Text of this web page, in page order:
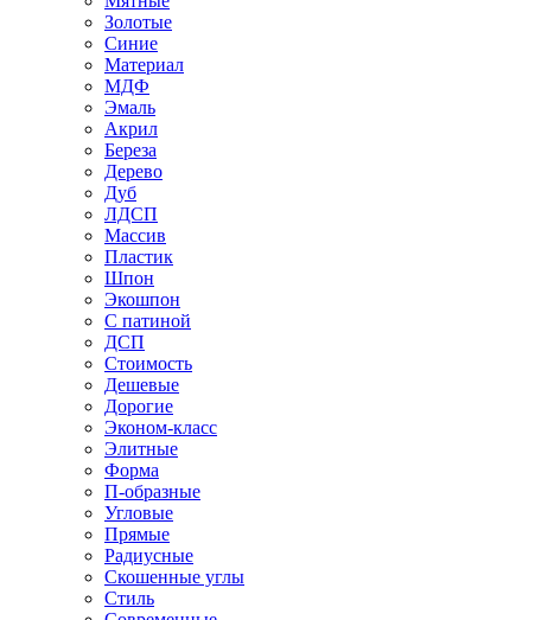
Золотые
Синие
Материал
МДФ
Эмаль
Акрил
Береза
Дерево
Дуб
ЛДСП
Массив
Пластик
Шпон
Экошпон
С патиной
ДСП
Стоимость
Дешевые
Дорогие
Эконом-класс
Элитные
Форма
П-образные
Угловые
Прямые
Радиусные
Скошенные углы
Стиль